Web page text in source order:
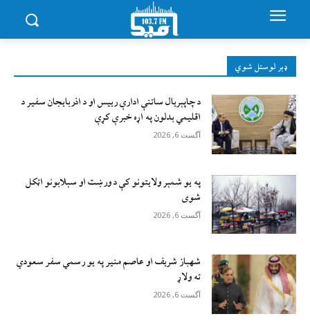
ډېر لوستل شوي
د چاپېریال ساتنې ادارې رییس او د اذربایجان سفیر د
اقلیمي بدلون په اړه خبرې کړې
آگست 6, 2026
په یو شمېر ولایتونو کې د ورښت او سېلابونو اټکل
شوی
آگست 6, 2026
شهباز شریف او عاصم منیر په یو رسمي سفر سعودي
ته ولاړ
آگست 6, 2026